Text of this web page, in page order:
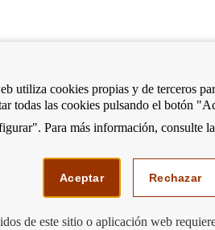
Podemos
utiliza cookies propias y de terceros
todas las cookies pulsando el botón
Para más información, consulte la
Aceptar Rechazar
de este sitio o aplicación web